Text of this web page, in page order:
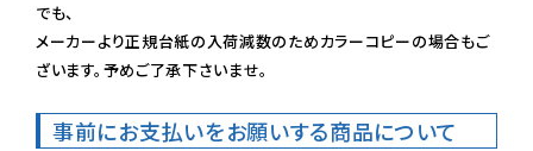
でも、
メーカーより正規台紙の入荷減数のためカラーコピーの場合もご
ざいます。予めご了承下さいませ。
事前にお支払いをお願いする商品について